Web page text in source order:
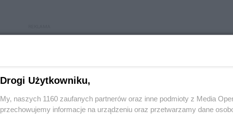
REKLAMA
Drogi Użytkowniku,
My, naszych 1160 zaufanych partnerów oraz inne podmioty z Media
przechowujemy informacje na urządzeniu oraz przetwarzamy dane